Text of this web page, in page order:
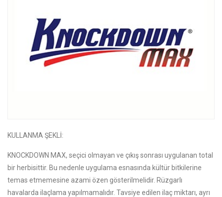
KULLANMA ŞEKLİ:
KNOCKDOWN MAX, seçici olmayan ve çıkış sonrası uygulanan total
bir herbisittir. Bu nedenle uygulama esnasında kültür bitkilerine
temas etmemesine azami özen gösterilmelidir. Rüzgarlı
havalarda ilaçlama yapılmamalıdır. Tavsiye edilen ilaç miktarı, ayrı